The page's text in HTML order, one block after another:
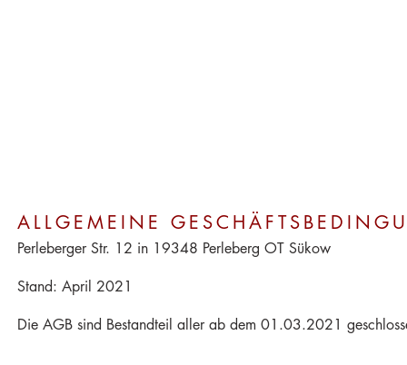
ALLGEMEINE
Perleberger Str. 12 in 19348 Perleberg OT Sükow
Stand: April 2021
Die AGB sind Bestandteil aller ab dem 01.03.2021